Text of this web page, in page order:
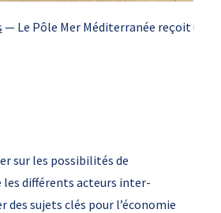
— Le Pôle Mer Méditerranée reçoit une
sur les possibilités de
différents acteurs inter-
des sujets clés pour l’économie